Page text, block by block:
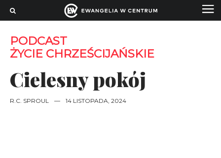
PODCAST
ŻYCIE CHRZEŚCIJAŃSKIE
Cielesny pokój
R.C. SPROUL — 14 LISTOPADA, 2024